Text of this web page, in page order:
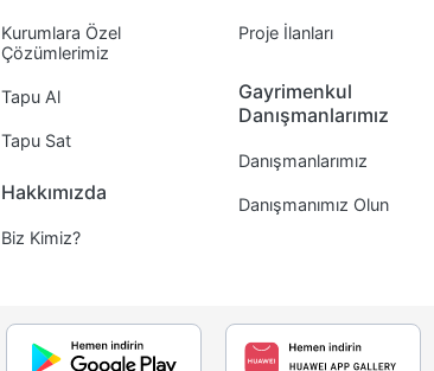
Kurumlara Özel
Çözümlerimiz
Tapu Al
Tapu Sat
Hakkımızda
Biz Kimiz?
Proje İlanları
Gayrimenkul
Danışmanlarımız
Danışmanlarımız
Danışmanımız Olun